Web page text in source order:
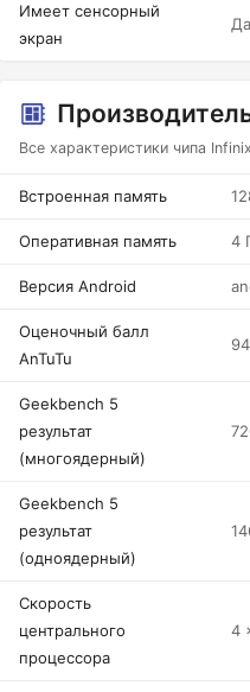
Имеет сенсорный
экран
Да
Все характеристики чипа
Встроенная память
Оперативная память 4
Версия Android
Оценочный балл
AnTuTu
Geekbench 5
результат
(многоядерный)
Geekbench 5
результат
(одноядерный)
Скорость
центрального
процессора
4